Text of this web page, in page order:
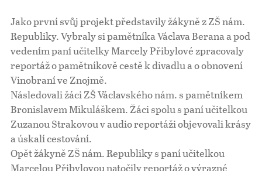
Jako první svůj projekt představily žákyně z ZŠ nám.
Republiky. Vybraly si pamětníka Václava Berana a pod
vedením paní učitelky Marcely Přibylové zpracovaly
reportáž o pamětníkově cestě k divadlu a o obnovení
Vinobraní ve Znojmě.
Následovali žáci ZŠ Václavského nám. s pamětníkem
Bronislavem Mikuláškem. Žáci spolu s paní učitelkou
Zuzanou Strakovou v audio reportáži objevovali krásy
a úskalí cestování.
Opět žákyně ZŠ nám. Republiky s paní učitelkou
Marcelou Přibylovou natočily reportáž o výrazné